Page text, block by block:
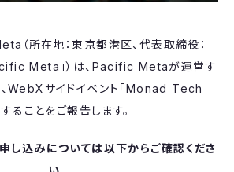
（所在地：東京都港区、代表取締役：
Meta」）は、Pacific Metaが運営す
WebXサイドイベント「Monad Tech
ことをご報告します。
し込みについては以下からご確認くださ